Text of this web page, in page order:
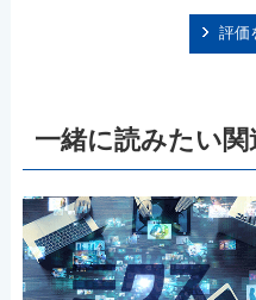
評価
一緒に読みたい